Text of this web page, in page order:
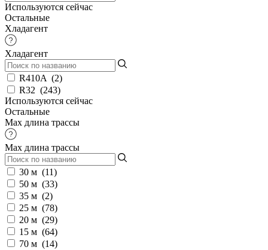
Используются сейчас
Остальные
Хладагент
Хладагент
R410A (2)
R32 (243)
Используются сейчас
Остальные
Max длина трассы
Max длина трассы
30 м (11)
50 м (33)
35 м (2)
25 м (78)
20 м (29)
15 м (64)
70 м (14)